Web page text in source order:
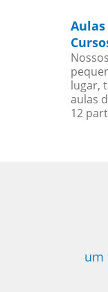
lugar,
aulas
12
um